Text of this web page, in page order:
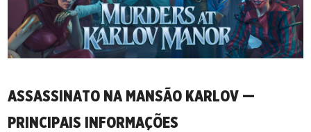
ASSASSINATO NA MANSÃO KARLOV —
PRINCIPAIS INFORMAÇÕES